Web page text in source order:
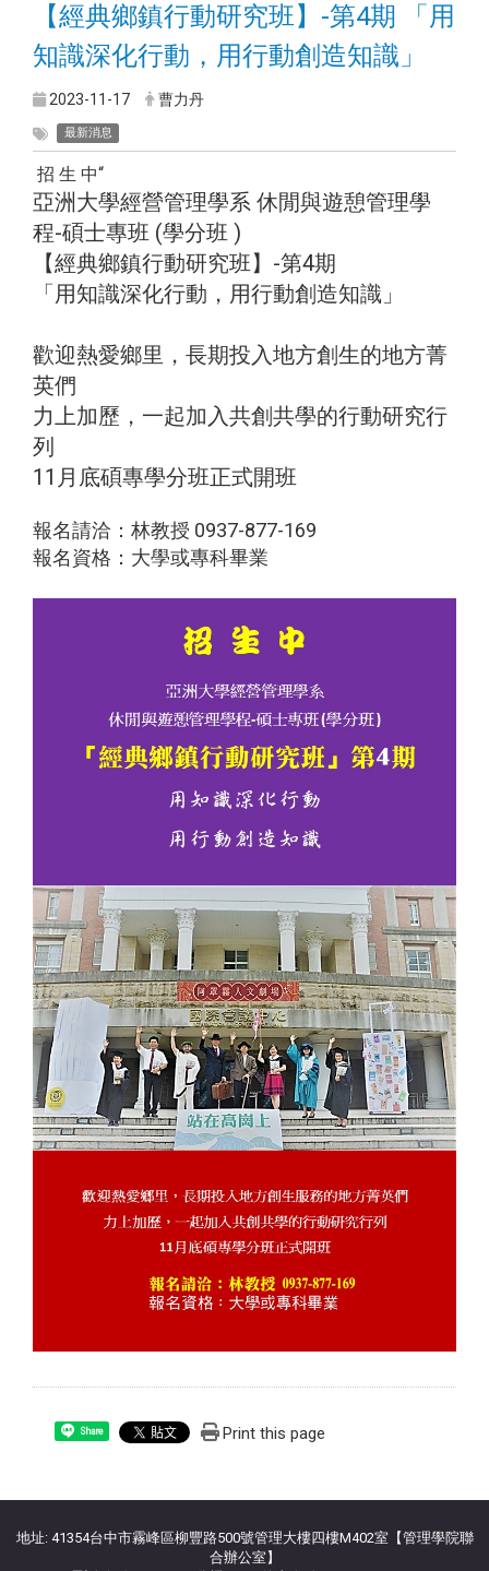
【經典鄉鎮行動研究班】-第4期 「用
知識深化行動，用行動創造知識」
2023-11-17 曹力丹
最新消息
招 生 中“
亞洲大學經營管理學系 休閒與遊憩管理學
程-碩士專班 (學分班 )
【經典鄉鎮行動研究班】-第4期
「用知識深化行動，用行動創造知識」
歡迎熱愛鄉里，長期投入地方創生的地方菁
英們
力上加歷，一起加入共創共學的行動研究行
列
11月底碩專學分班正式開班
報名請洽：林教授 0937-877-169
報名資格：大學或專科畢業
Share Print this page
地址: 41354台中市霧峰區柳豐路500號管理大樓四樓M402室【管理學院聯
合辦公室】